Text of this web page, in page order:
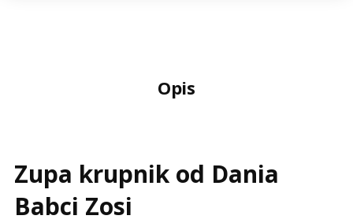
Opis
Zupa krupnik od Dania
Babci Zosi